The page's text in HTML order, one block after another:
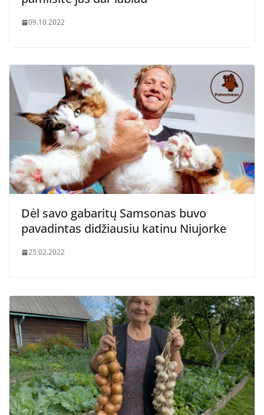
09.10.2022
Dėl savo gabaritų Samsonas buvo
pavadintas didžiausiu katinu Niujorke
25.02.2022